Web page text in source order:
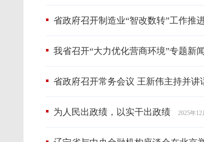
省政府召开制造业“智改数转”工作推
我省召开“大力优化营商环境”专题新
省政府召开常务会议 王新伟主持并讲
为人民出政绩，以实干出政绩 2025年12